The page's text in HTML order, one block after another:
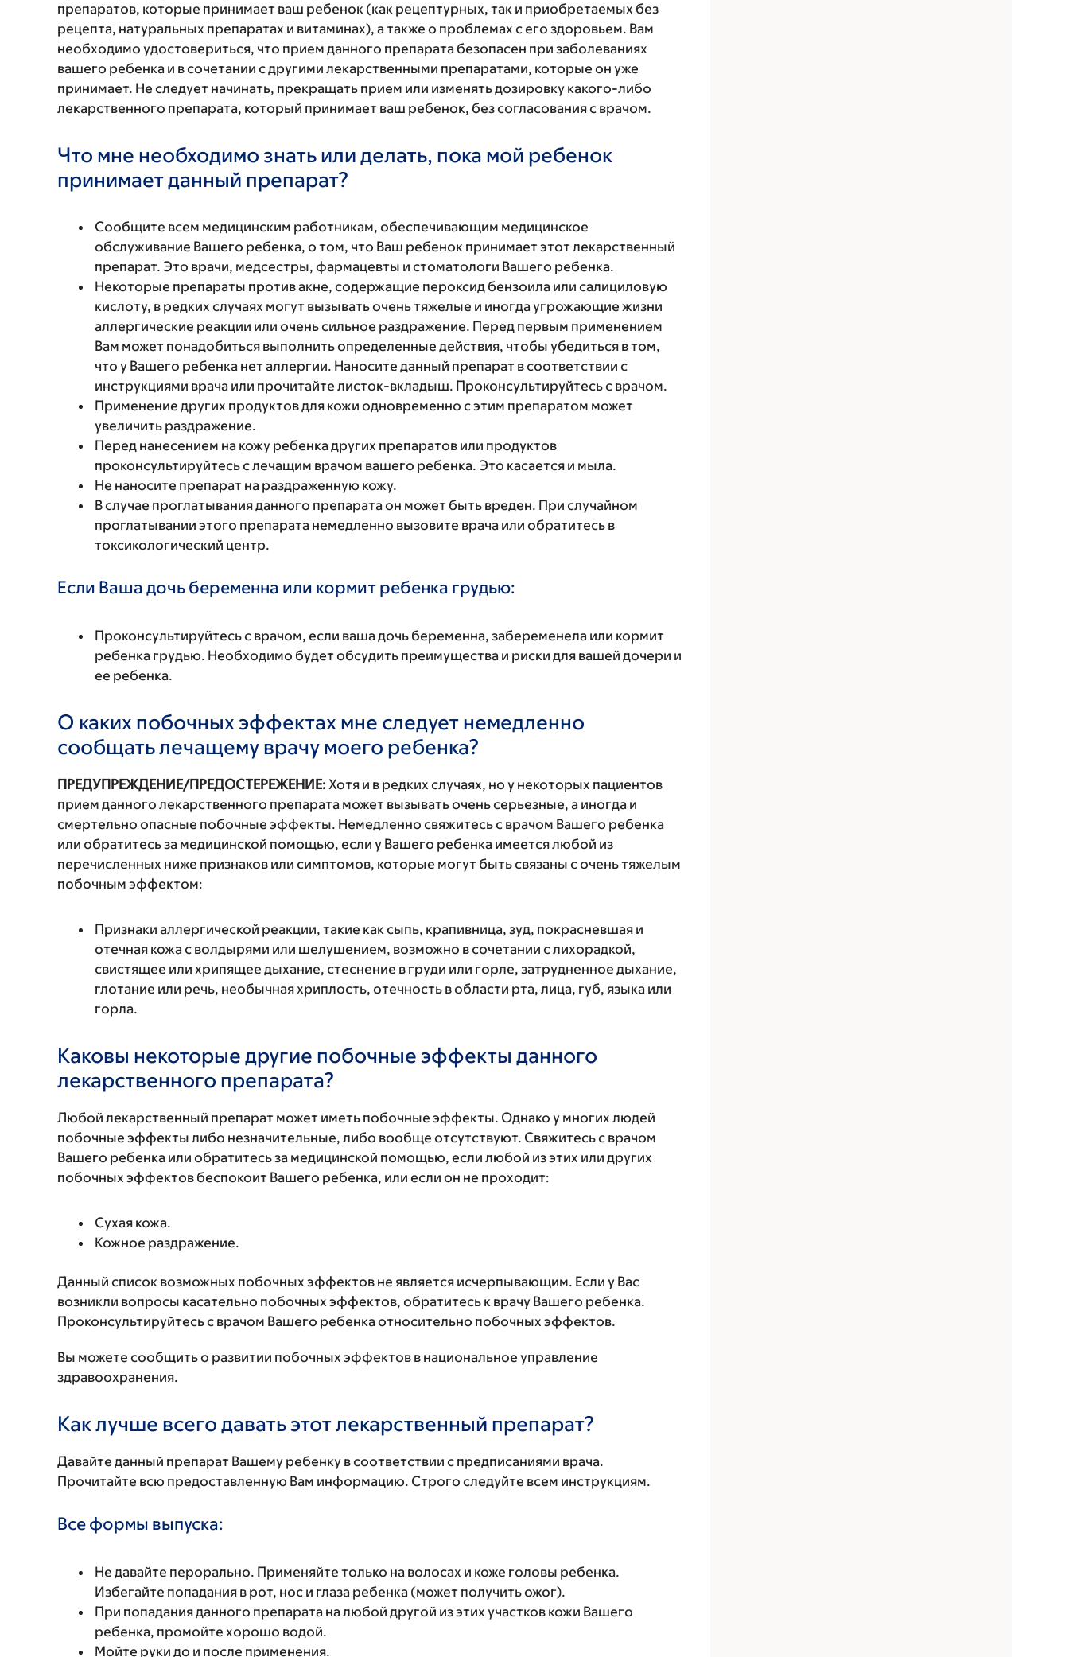
препаратов, которые принимает ваш ребенок (как рецептурных, так и приобретаемых без
рецепта, натуральных препаратах и витаминах), а также о проблемах с его здоровьем. Вам
необходимо удостовериться, что прием данного препарата безопасен при заболеваниях
вашего ребенка и в сочетании с другими лекарственными препаратами, которые он уже
принимает. Не следует начинать, прекращать прием или изменять дозировку какого-либо
лекарственного препарата, который принимает ваш ребенок, без согласования с врачом.
Что мне необходимо знать или делать, пока мой ребенок
принимает данный препарат?
Сообщите всем медицинским работникам, обеспечивающим медицинское
обслуживание Вашего ребенка, о том, что Ваш ребенок принимает этот лекарственный
препарат. Это врачи, медсестры, фармацевты и стоматологи Вашего ребенка.
Некоторые препараты против акне, содержащие пероксид бензоила или салициловую
кислоту, в редких случаях могут вызывать очень тяжелые и иногда угрожающие жизни
аллергические реакции или очень сильное раздражение. Перед первым применением
Вам может понадобиться выполнить определенные действия, чтобы убедиться в том,
что у Вашего ребенка нет аллергии. Наносите данный препарат в соответствии с
инструкциями врача или прочитайте листок-вкладыш. Проконсультируйтесь с врачом.
Применение других продуктов для кожи одновременно с этим препаратом может
увеличить раздражение.
Перед нанесением на кожу ребенка других препаратов или продуктов
проконсультируйтесь с лечащим врачом вашего ребенка. Это касается и мыла.
Не наносите препарат на раздраженную кожу.
В случае проглатывания данного препарата он может быть вреден. При случайном
проглатывании этого препарата немедленно вызовите врача или обратитесь в
токсикологический центр.
Если Ваша дочь беременна или кормит ребенка грудью:
Проконсультируйтесь с врачом, если ваша дочь беременна, забеременела или кормит
ребенка грудью. Необходимо будет обсудить преимущества и риски для вашей дочери и
ее ребенка.
О каких побочных эффектах мне следует немедленно
сообщать лечащему врачу моего ребенка?
ПРЕДУПРЕЖДЕНИЕ/ПРЕДОСТЕРЕЖЕНИЕ: Хотя и в редких случаях, но у некоторых пациентов
прием данного лекарственного препарата может вызывать очень серьезные, а иногда и
смертельно опасные побочные эффекты. Немедленно свяжитесь с врачом Вашего ребенка
или обратитесь за медицинской помощью, если у Вашего ребенка имеется любой из
перечисленных ниже признаков или симптомов, которые могут быть связаны с очень тяжелым
побочным эффектом:
Признаки аллергической реакции, такие как сыпь, крапивница, зуд, покрасневшая и
отечная кожа с волдырями или шелушением, возможно в сочетании с лихорадкой,
свистящее или хрипящее дыхание, стеснение в груди или горле, затрудненное дыхание,
глотание или речь, необычная хриплость, отечность в области рта, лица, губ, языка или
горла.
Каковы некоторые другие побочные эффекты данного
лекарственного препарата?
Любой лекарственный препарат может иметь побочные эффекты. Однако у многих людей
побочные эффекты либо незначительные, либо вообще отсутствуют. Свяжитесь с врачом
Вашего ребенка или обратитесь за медицинской помощью, если любой из этих или других
побочных эффектов беспокоит Вашего ребенка, или если он не проходит:
Сухая кожа.
Кожное раздражение.
Данный список возможных побочных эффектов не является исчерпывающим. Если у Вас
возникли вопросы касательно побочных эффектов, обратитесь к врачу Вашего ребенка.
Проконсультируйтесь с врачом Вашего ребенка относительно побочных эффектов.
Вы можете сообщить о развитии побочных эффектов в национальное управление
здравоохранения.
Как лучше всего давать этот лекарственный препарат?
Давайте данный препарат Вашему ребенку в соответствии с предписаниями врача.
Прочитайте всю предоставленную Вам информацию. Строго следуйте всем инструкциям.
Все формы выпуска:
Не давайте перорально. Применяйте только на волосах и коже головы ребенка.
Избегайте попадания в рот, нос и глаза ребенка (может получить ожог).
При попадания данного препарата на любой другой из этих участков кожи Вашего
ребенка, промойте хорошо водой.
Мойте руки до и после применения.